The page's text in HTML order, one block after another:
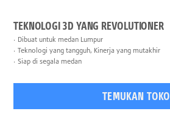
TEKNOLOGI 3D YANG REVOLUTIONER
Dibuat untuk medan Lumpur
Teknologi yang tangguh, Kinerja yang mutakhir
Siap di segala medan
TEMUKAN TOKO